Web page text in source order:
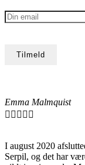
Emma Malmquist
    
I august 2020
Serpil, og det har